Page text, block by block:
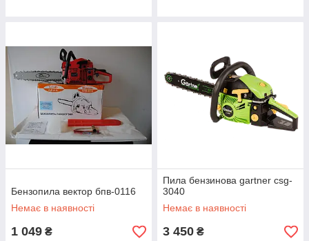
Бензопила вектор бпв-0116
Немає в наявності
1 049 ₴
Пила бензинова gartner csg-
3040
Немає в наявності
3 450 ₴